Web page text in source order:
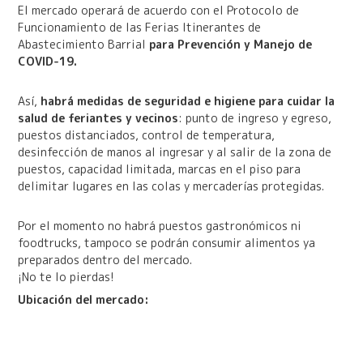
El mercado operará de acuerdo con el Protocolo de
Funcionamiento de las Ferias Itinerantes de
Abastecimiento Barrial para Prevención y Manejo de
COVID-19.
Así, habrá medidas de seguridad e higiene para cuidar la
salud de feriantes y vecinos: punto de ingreso y egreso,
puestos distanciados, control de temperatura,
desinfección de manos al ingresar y al salir de la zona de
puestos, capacidad limitada, marcas en el piso para
delimitar lugares en las colas y mercaderías protegidas.
Por el momento no habrá puestos gastronómicos ni
foodtrucks, tampoco se podrán consumir alimentos ya
preparados dentro del mercado.
¡No te lo pierdas!
Ubicación del mercado: